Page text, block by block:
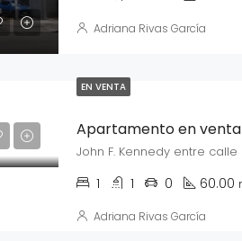
Adriana Rivas García
EN VENTA
John F. Kennedy entre
1 1 0 60.00
Adriana Rivas García